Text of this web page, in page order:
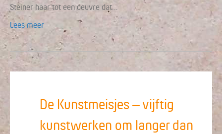
Steiner haar tot een oeuvre dat…
Lees meer
De Kunstmeisjes – vijftig
kunstwerken om langer dan